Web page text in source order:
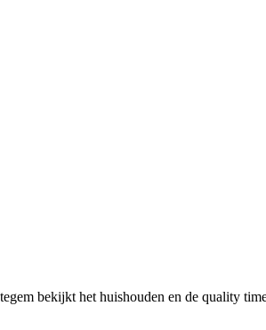
bekijkt het huishouden en de quality